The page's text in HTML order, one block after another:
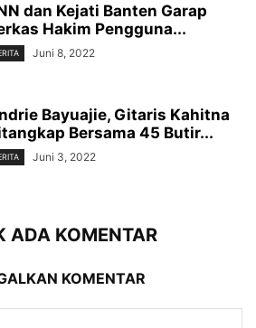
dan Kejati Banten Garap
Hakim Pengguna...
Juni 8, 2022
Bayuajie, Gitaris Kahitna
Bersama 45 Butir...
Juni 3, 2022
ADA KOMENTAR
KOMENTAR